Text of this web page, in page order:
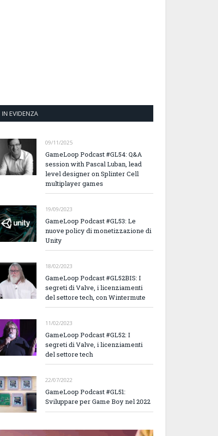
IN EVIDENZA
09/11/2025
GameLoop Podcast #GL54: Q&A
session with Pascal Luban, lead
level designer on Splinter Cell
multiplayer games
19/09/2023
GameLoop Podcast #GL53: Le
nuove policy di monetizzazione di
Unity
18/02/2023
GameLoop Podcast #GL52BIS: I
segreti di Valve, i licenziamenti
del settore tech, con Wintermute
11/02/2023
GameLoop Podcast #GL52: I
segreti di Valve, i licenziamenti
del settore tech
22/07/2022
GameLoop Podcast #GL51:
Sviluppare per Game Boy nel 2022